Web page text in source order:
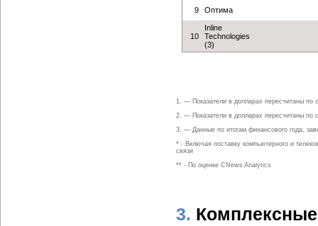
9 Оптима
10
Inline
Technologies
(3)
1. — Показатели в долларах пересчитаны по
2. — Показатели в долларах пересчитаны по
3. — Данные по итогам финансового года,
* - Включая поставку компьютерного и
связи
** - По оценке CNews Analytics
3.